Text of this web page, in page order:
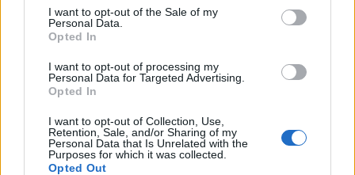
consent section.
I want to opt-out of the Sale of my
Personal Data.
Opted In
I want to opt-out of processing my
Personal Data for Targeted Advertising.
Opted In
I want to opt-out of Collection, Use,
Retention, Sale, and/or Sharing of my
Personal Data that Is Unrelated with the
Purposes for which it was collected.
Opted Out